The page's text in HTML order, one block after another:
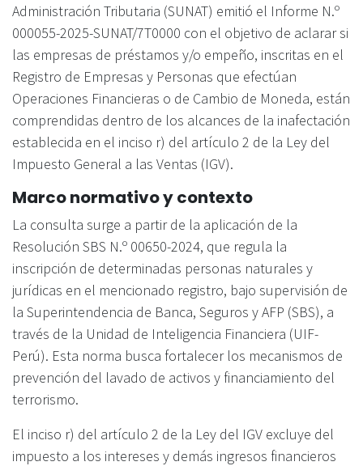
Administración Tributaria (SUNAT) emitió el Informe N.º
000055-2025-SUNAT/7T0000 con el objetivo de aclarar si
las empresas de préstamos y/o empeño, inscritas en el
Registro de Empresas y Personas que efectúan
Operaciones Financieras o de Cambio de Moneda, están
comprendidas dentro de los alcances de la inafectación
establecida en el inciso r) del artículo 2 de la Ley del
Impuesto General a las Ventas (IGV).
Marco normativo y contexto
La consulta surge a partir de la aplicación de la
Resolución SBS N.º 00650-2024, que regula la
inscripción de determinadas personas naturales y
jurídicas en el mencionado registro, bajo supervisión de
la Superintendencia de Banca, Seguros y AFP (SBS), a
través de la Unidad de Inteligencia Financiera (UIF-
Perú). Esta norma busca fortalecer los mecanismos de
prevención del lavado de activos y financiamiento del
terrorismo.
El inciso r) del artículo 2 de la Ley del IGV excluye del
impuesto a los intereses y demás ingresos financieros